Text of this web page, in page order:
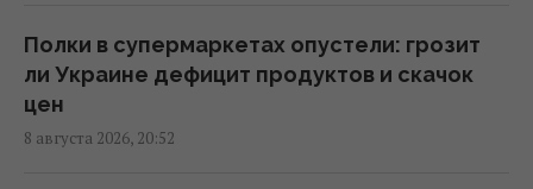
ВСУ взяли в плен Мохамеда Салаха: в сети
распространяется интервью с тезкой
Полки в супермаркетах опустели: грозит
ли Украине дефицит продуктов и скачок
цен
8 августа 2026, 20:52